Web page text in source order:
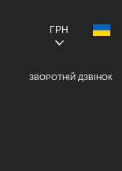
ЗВОРОТНІЙ ДЗВІНОК
ГРН